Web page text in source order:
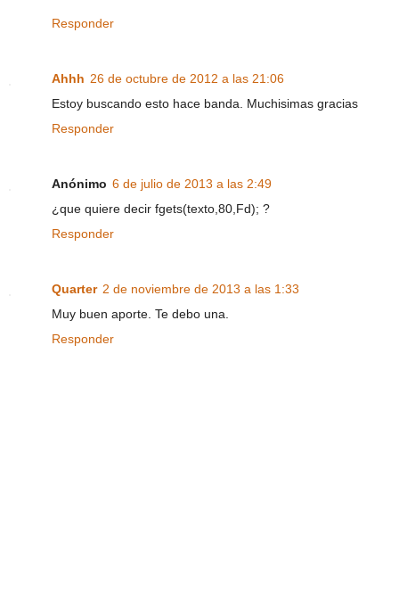
Responder
Ahhh 26 de octubre de 2012 a las 21:06
Estoy buscando esto hace banda. Muchisimas gracias
Responder
Anónimo 6 de julio de 2013 a las 2:49
¿que quiere decir fgets(texto,80,Fd); ?
Responder
Quarter 2 de noviembre de 2013 a las 1:33
Muy buen aporte. Te debo una.
Responder